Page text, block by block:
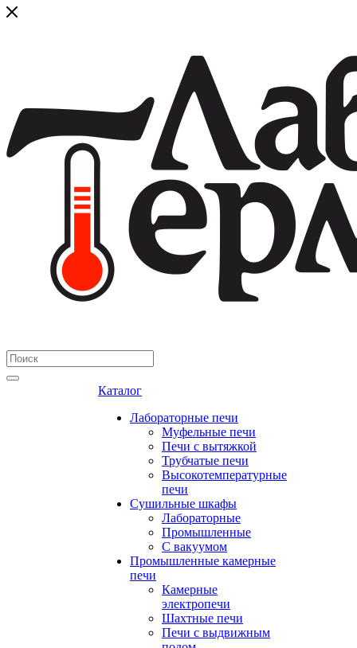
Каталог
Лабораторные печи
Муфельные печи
Печи с вытяжкой
Трубчатые печи
Высокотемпературные
печи
Сушильные шкафы
Лабораторные
Промышленные
С вакуумом
Промышленные камерные
печи
Камерные
электропечи
Шахтные печи
Печи с выдвижным